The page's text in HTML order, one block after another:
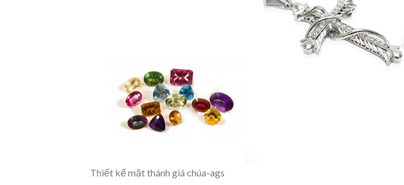
Thiết kế mặt thánh giá chúa-ags